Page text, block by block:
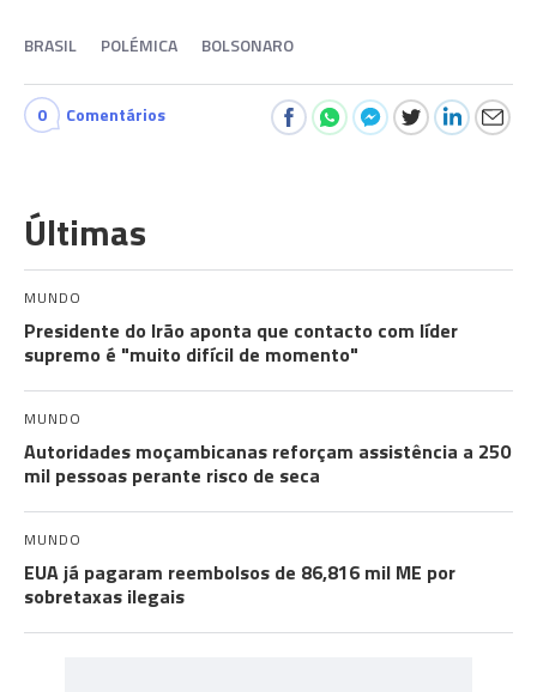
BRASIL POLÉMICA BOLSONARO
0 Comentários
Últimas
MUNDO
Presidente do Irão aponta que contacto com líder
supremo é "muito difícil de momento"
MUNDO
Autoridades moçambicanas reforçam assistência a 250
mil pessoas perante risco de seca
MUNDO
EUA já pagaram reembolsos de 86,816 mil ME por
sobretaxas ilegais